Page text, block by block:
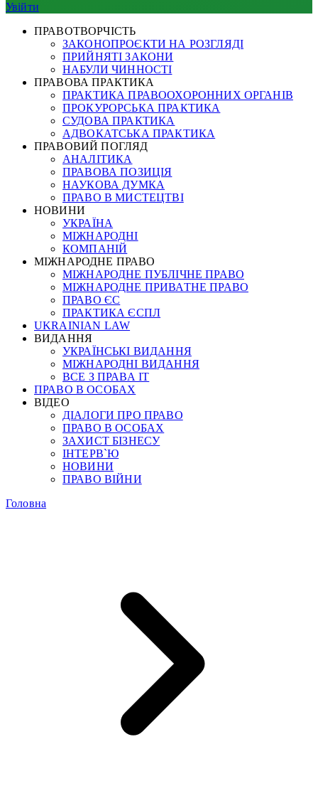
Увійти
ПРАВОТВОРЧІСТЬ
ЗАКОНОПРОЄКТИ НА РОЗГЛЯДІ
ПРИЙНЯТІ ЗАКОНИ
НАБУЛИ ЧИННОСТІ
ПРАВОВА ПРАКТИКА
ПРАКТИКА ПРАВООХОРОННИХ ОРГАНІВ
ПРОКУРОРСЬКА ПРАКТИКА
СУДОВА ПРАКТИКА
АДВОКАТСЬКА ПРАКТИКА
ПРАВОВИЙ ПОГЛЯД
АНАЛІТИКА
ПРАВОВА ПОЗИЦІЯ
НАУКОВА ДУМКА
ПРАВО В МИСТЕЦТВІ
НОВИНИ
УКРАЇНА
МІЖНАРОДНІ
КОМПАНІЙ
МІЖНАРОДНЕ ПРАВО
МІЖНАРОДНЕ ПУБЛІЧНЕ ПРАВО
МІЖНАРОДНЕ ПРИВАТНЕ ПРАВО
ПРАВО ЄС
ПРАКТИКА ЄСПЛ
UKRAINIAN LAW
ВИДАННЯ
УКРАЇНСЬКІ ВИДАННЯ
МІЖНАРОДНІ ВИДАННЯ
ВСЕ З ПРАВА ІТ
ПРАВО В ОСОБАХ
ВІДЕО
ДІАЛОГИ ПРО ПРАВО
ПРАВО В ОСОБАХ
ЗАХИСТ БІЗНЕСУ
ІНТЕРВ`Ю
НОВИНИ
ПРАВО ВІЙНИ
Головна